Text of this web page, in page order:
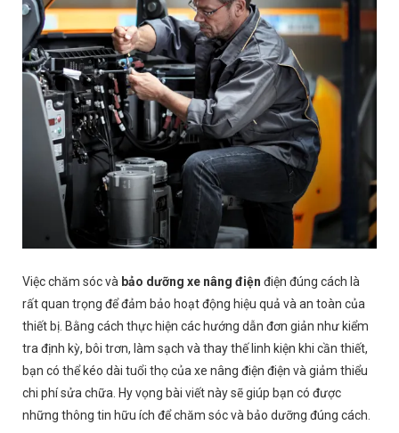
Việc chăm sóc và bảo dưỡng xe nâng điện điện đúng cách là
rất quan trọng để đảm bảo hoạt động hiệu quả và an toàn của
thiết bị. Bằng cách thực hiện các hướng dẫn đơn giản như kiểm
tra định kỳ, bôi trơn, làm sạch và thay thế linh kiện khi cần thiết,
bạn có thể kéo dài tuổi thọ của xe nâng điện điện và giảm thiểu
chi phí sửa chữa. Hy vọng bài viết này sẽ giúp bạn có được
những thông tin hữu ích để chăm sóc và bảo dưỡng đúng cách.